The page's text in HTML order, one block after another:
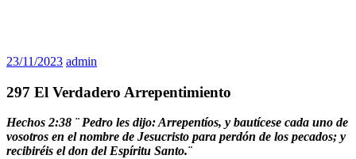
23/11/2023 admin
297 El Verdadero Arrepentimiento
Hechos 2:38 ¨ Pedro les dijo: Arrepentíos, y bautícese cada uno de
vosotros en el nombre de Jesucristo para perdón de los pecados; y
recibiréis el don del Espíritu Santo.¨